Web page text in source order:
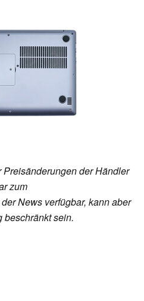
der Händler
zum
News verfügbar, kann aber
beschränkt sein.